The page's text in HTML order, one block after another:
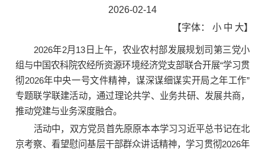
2026-02-14
【字体： 小 中 大】
2026年2月13日上午，农业农村部发展规划司第三党小
组与中国农科院农经所资源环境经济党支部联合开展“学习贯
彻2026年中央一号文件精神，谋深谋细谋实开局之年工作”
专题联学联建活动，通过理论共学、业务共研、发展共商，
推动党建与业务深度融合。
活动中，双方党员首先原原本本学习习近平总书记在北
京考察、看望慰问基层干部群众讲话精神，学习贯彻2026年